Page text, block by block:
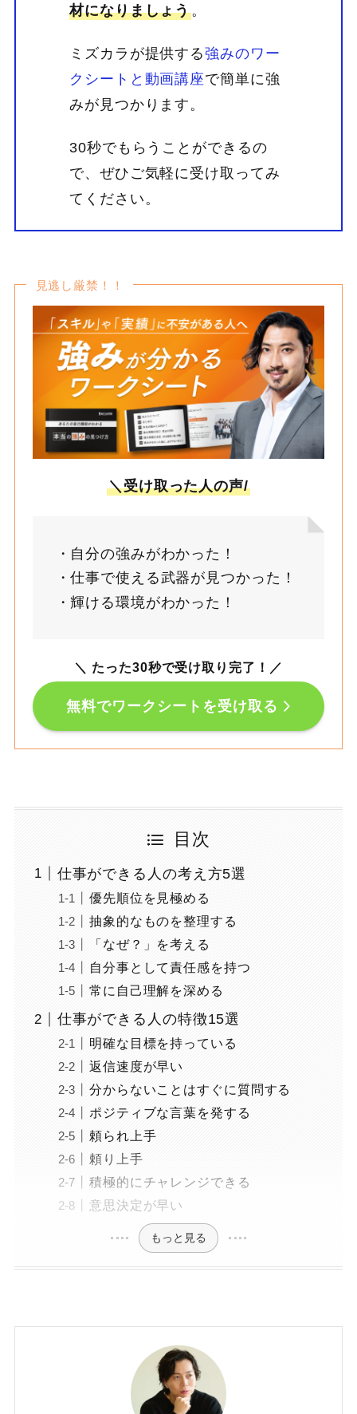
材になりましょう。
ミズカラが提供する強みのワー
クシートと動画講座で簡単に強
みが見つかります。
30秒でもらうことができるの
で、ぜひご気軽に受け取ってみ
てください。
見逃し厳禁！！
＼受け取った人の声/
自分の強みがわかった！
仕事で使える武器が見つかった！
輝ける環境がわかった！
＼ たった30秒で受け取り完了！ ／
無料でワークシートを受け取る
目次
仕事ができる人の考え方5選
優先順位を見極める
抽象的なものを整理する
「なぜ？」を考える
自分事として責任感を持つ
常に自己理解を深める
仕事ができる人の特徴15選
明確な目標を持っている
返信速度が早い
分からないことはすぐに質問する
ポジティブな言葉を発する
頼られ上手
頼り上手
積極的にチャレンジできる
意思決定が早い
もっと見る